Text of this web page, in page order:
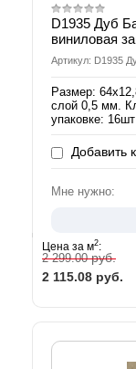
D1935 Дуб
виниловая
Артикул: D1935
Размер:
слой 0,5 мм.
упаковке:
Добавить
Мне нужно:
Цена за м2:
2 299.00руб.
2 115.08 руб.